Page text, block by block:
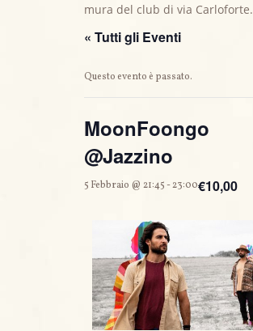
mura del club di via Carloforte.
« Tutti gli Eventi
Questo evento è passato.
MoonFoongo
@Jazzino
5 Febbraio @ 21:45-23:00€10,00